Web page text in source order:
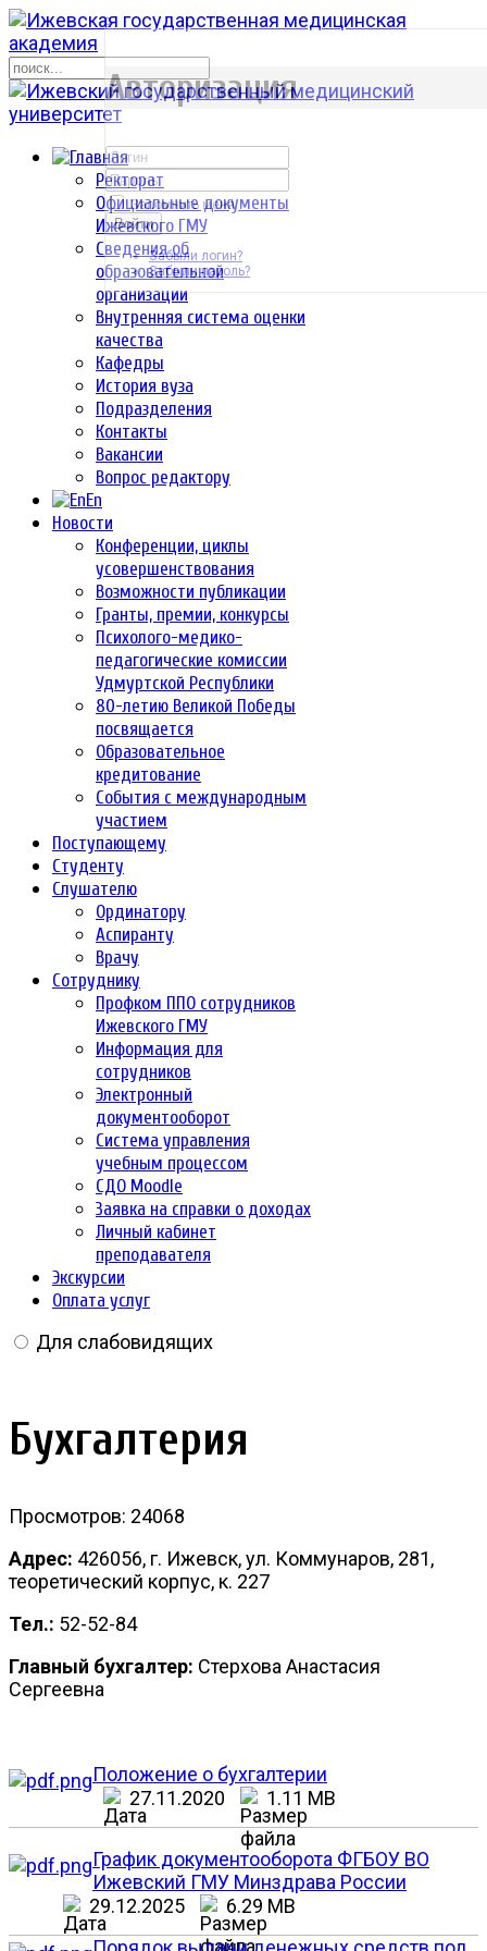
Ректорат
Официальные документы
Ижевского ГМУ
Сведения об
образовательной
организации
Внутренняя система оценки
качества
Кафедры
История вуза
Подразделения
Контакты
Вакансии
Вопрос редактору
En
Новости
Конференции, циклы
усовершенствования
Возможности публикации
Гранты, премии, конкурсы
Психолого-медико-
педагогические комиссии
Удмуртской Республики
80-летию Великой Победы
посвящается
Образовательное
кредитование
События с международным
участием
Поступающему
Студенту
Слушателю
Ординатору
Аспиранту
Врачу
Сотруднику
Профком ППО сотрудников
Ижевского ГМУ
Информация для
сотрудников
Электронный
документооборот
Система управления
учебным процессом
СДО Moodle
Заявка на справки о доходах
Личный кабинет
преподавателя
Экскурсии
Оплата услуг
Для слабовидящих
Бухгалтерия
Просмотров: 24068
Адрес: 426056, г. Ижевск, ул. Коммунаров, 281,
теоретический корпус, к. 227
Тел.: 52-52-84
Главный бухгалтер: Стерхова Анастасия
Сергеевна
Положение о бухгалтерии
27.11.2020
1.11 MB
График документооборота ФГБОУ ВО
Ижевский ГМУ Минздрава России
29.12.2025
6.29 MB
р
Авторизация
Запомнить меня
Войти
Забыли логин?
Забыли пароль?